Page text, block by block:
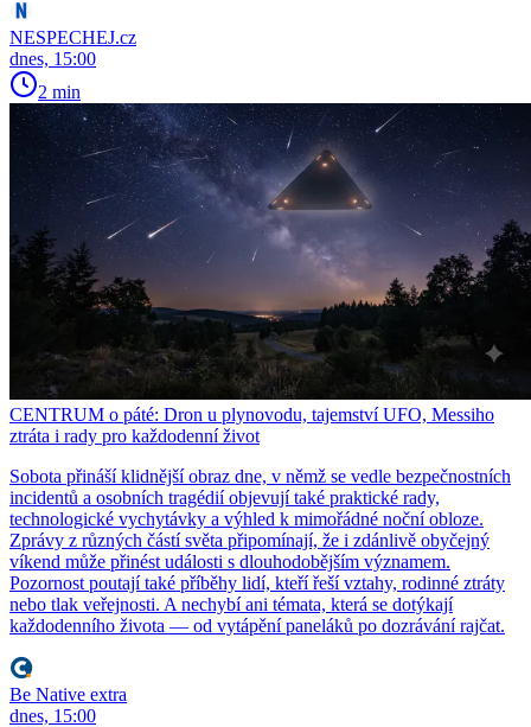
NESPECHEJ.cz
dnes, 15:00
2 min
CENTRUM o páté: Dron u plynovodu, tajemství UFO, Messiho
ztráta i rady pro každodenní život
Sobota přináší klidnější obraz dne, v němž se vedle bezpečnostních
incidentů a osobních tragédií objevují také praktické rady,
technologické vychytávky a výhled k mimořádné noční obloze.
Zprávy z různých částí světa připomínají, že i zdánlivě obyčejný
víkend může přinést události s dlouhodobějším významem.
Pozornost poutají také příběhy lidí, kteří řeší vztahy, rodinné ztráty
nebo tlak veřejnosti. A nechybí ani témata, která se dotýkají
každodenního života — od vytápění paneláků po dozrávání rajčat.
Be Native extra
dnes, 15:00